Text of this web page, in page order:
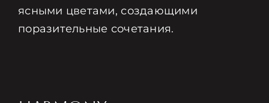
ясными цветами, создающими
поразительные сочетания.